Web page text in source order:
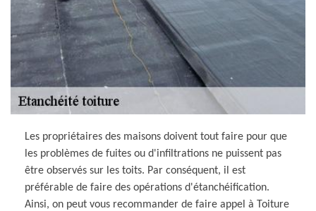
Les propriétaires des maisons doivent tout faire pour que
les problèmes de fuites ou d'infiltrations ne puissent pas
être observés sur les toits. Par conséquent, il est
préférable de faire des opérations d'étanchéification.
Ainsi, on peut vous recommander de faire appel à Toiture